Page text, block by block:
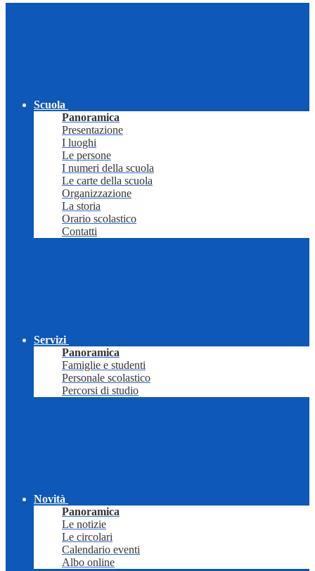
Scuola
Panoramica
Presentazione
I luoghi
Le persone
I numeri della scuola
Le carte della scuola
Organizzazione
La storia
Orario scolastico
Contatti
Servizi
Panoramica
Famiglie e studenti
Personale scolastico
Percorsi di studio
Novità
Panoramica
Le notizie
Le circolari
Calendario eventi
Albo online